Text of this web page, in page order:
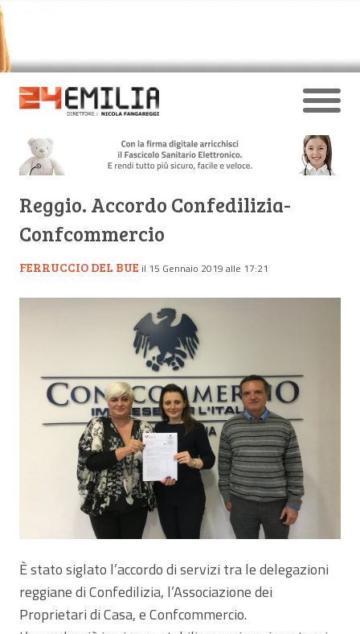
Reggio. Accordo Confedilizia-
Confcommercio
FERRUCCIO DEL BUE il 15 Gennaio 2019 alle 17:21
È stato siglato l’accordo di servizi tra le delegazioni
reggiane di Confedilizia, l’Associazione dei
Proprietari di Casa, e Confcommercio.